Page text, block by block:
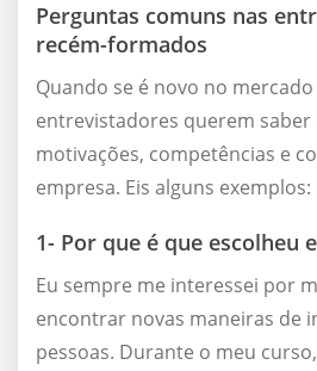
Perguntas comuns nas
recém-formados
Quando se é novo no
entrevistadores querem saber
motivações, competências e
empresa. Eis alguns exemplos:
1- Por que é que escolheu
Eu sempre me interessei por
encontrar novas maneiras de
pessoas. Durante o meu